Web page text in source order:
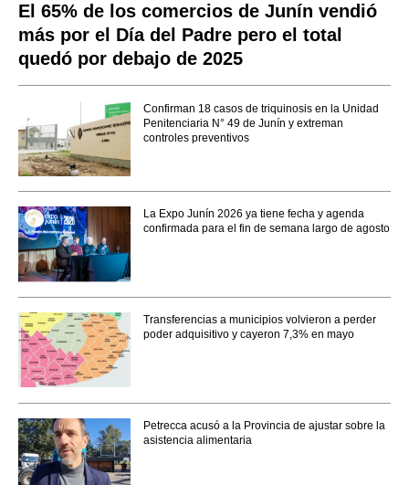
El 65% de los comercios de Junín vendió
más por el Día del Padre pero el total
quedó por debajo de 2025
Confirman 18 casos de triquinosis en la Unidad
Penitenciaria N° 49 de Junín y extreman
controles preventivos
La Expo Junín 2026 ya tiene fecha y agenda
confirmada para el fin de semana largo de agosto
Transferencias a municipios volvieron a perder
poder adquisitivo y cayeron 7,3% en mayo
Petrecca acusó a la Provincia de ajustar sobre la
asistencia alimentaria